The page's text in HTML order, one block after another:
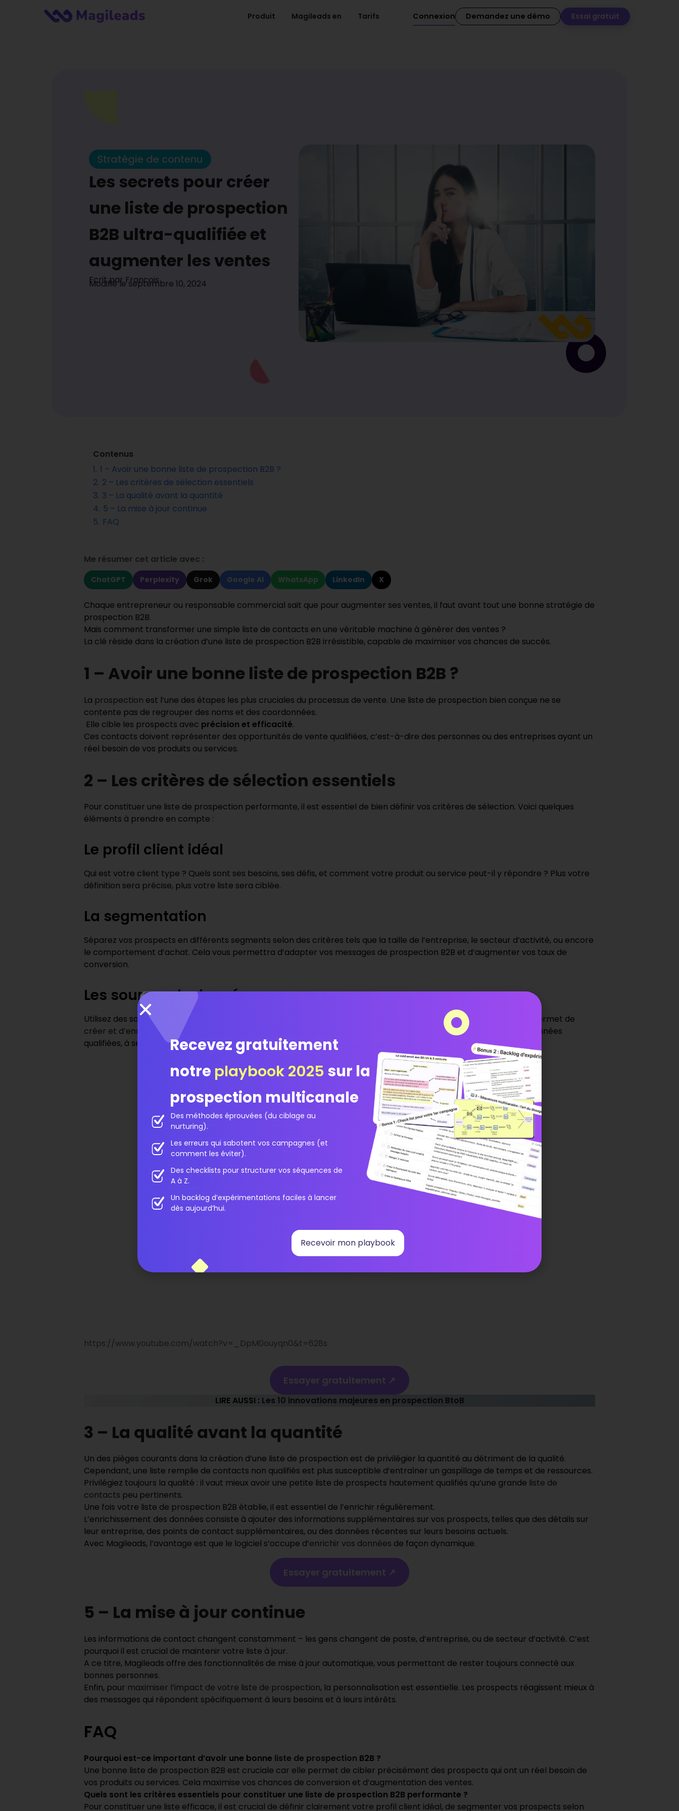
Produit Magileads en Tarifs Connexion Demandez une démo Essai gratuit
Stratégie de contenu
Les secrets pour créer
une liste de prospection
B2B ultra-qualifiée et
augmenter les ventes
Ecrit parFrancois
Modifié le septembre 10, 2024
Contenus
1. 1 – Avoir une bonne liste de prospection B2B ?
2. 2 – Les critères de sélection essentiels
3. 3 – La qualité avant la quantité
4. 5 – La mise à jour continue
5. FAQ
Me résumer cet article avec :
ChatGPT Perplexity Grok Google AI WhatsApp LinkedIn X
Chaque entrepreneur ou responsable commercial sait que pour augmenter ses ventes, il faut avant tout une bonne stratégie de
prospection B2B.
Mais comment transformer une simple liste de contacts en une véritable machine à générer des ventes ?
La clé réside dans la création d’une liste de prospection B2B irrésistible, capable de maximiser vos chances de succès.
1 – Avoir une bonne liste de prospection B2B ?
La prospection est l’une des étapes les plus cruciales du processus de vente. Une liste de prospection bien conçue ne se
contente pas de regrouper des noms et des coordonnées.
Elle cible les prospects avec précision et efficacité.
Ces contacts doivent représenter des opportunités de vente qualifiées, c’est-à-dire des personnes ou des entreprises ayant un
réel besoin de vos produits ou services.
2 – Les critères de sélection essentiels
Pour constituer une liste de prospection performante, il est essentiel de bien définir vos critères de sélection. Voici quelques
éléments à prendre en compte :
Le profil client idéal
Qui est votre client type ? Quels sont ses besoins, ses défis, et comment votre produit ou service peut-il y répondre ? Plus votre
définition sera précise, plus votre liste sera ciblée.
La segmentation
Séparez vos prospects en différents segments selon des critères tels que la taille de l’entreprise, le secteur d’activité, ou encore
le comportement d’achat. Cela vous permettra d’adapter vos messages de prospection B2B et d’augmenter vos taux de
conversion.
Les sources de données
Utilisez des sources fiables pour collecter vos données, comme Magileads, notre plateforme spécialisée qui vous permet de
créer et d’enrichir vos listes de prospection
de manière efficace. Magileads vous aide à accéder à des bases de données
qualifiées, à segmenter vos prospects et à personnaliser vos approches. C’est très simple et intuitif.
https://www.youtube.com/watch?v=_DpM0ouyqn0&t=628s
Essayer gratuitement ↗️
LIRE AUSSI : Les 10 innovations majeures en prospection BtoB
3 – La qualité avant la quantité
Un des pièges courants dans la création d’une liste de prospection est de privilégier la quantité au détriment de la qualité.
Cependant, une liste remplie de contacts non qualifiés est plus susceptible d’entraîner un gaspillage de temps et de ressources.
Privilégiez toujours la qualité : il vaut mieux avoir une petite liste de prospects hautement qualifiés qu’une grande liste de
contacts peu pertinents.
Une fois votre liste de prospection B2B établie, il est essentiel de l’enrichir régulièrement.
L’enrichissement des données consiste à ajouter des informations supplémentaires sur vos prospects, telles que des détails sur
leur entreprise, des points de contact supplémentaires, ou des données récentes sur leurs besoins actuels.
Avec Magileads, l’avantage est que le logiciel s’occupe d’enrichir vos données de façon dynamique.
Essayer gratuitement ↗️
5 – La mise à jour continue
Les informations de contact changent constamment – les gens changent de poste, d’entreprise, ou de secteur d’activité. C’est
pourquoi il est crucial de maintenir votre liste à jour.
A ce titre, Magileads offre des fonctionnalités de mise à jour automatique, vous permettant de rester toujours connecté aux
bonnes personnes.
Enfin, pour maximiser l’impact de votre liste de prospection, la personnalisation est essentielle. Les prospects réagissent mieux à
des messages qui répondent spécifiquement à leurs besoins et à leurs intérêts.
FAQ
Pourquoi est-ce important d’avoir une bonne liste de prospection B2B ?
Une bonne liste de prospection B2B est cruciale car elle permet de cibler précisément des prospects qui ont un réel besoin de
vos produits ou services. Cela maximise vos chances de conversion et d’augmentation des ventes.
Quels sont les critères essentiels pour constituer une liste de prospection B2B performante ?
Pour constituer une liste efficace, il est crucial de définir clairement votre profil client idéal, de segmenter vos prospects selon
Recevez gratuitement
notre playbook 2025 sur la
prospection multicanale
Des méthodes éprouvées (du ciblage au
nurturing).
Les erreurs qui sabotent vos campagnes (et
comment les éviter).
Des checklists pour structurer vos séquences de
A à Z.
Un backlog d’expérimentations faciles à lancer
dès aujourd’hui.
Recevoir mon playbook